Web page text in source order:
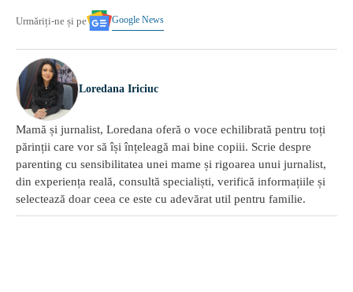
Urmăriți-ne și pe Google News
Loredana Iriciuc
Mamă și jurnalist, Loredana oferă o voce echilibrată pentru toți
părinții care vor să își înțeleagă mai bine copiii. Scrie despre
parenting cu sensibilitatea unei mame și rigoarea unui jurnalist,
din experiența reală, consultă specialiști, verifică informațiile și
selectează doar ceea ce este cu adevărat util pentru familie.